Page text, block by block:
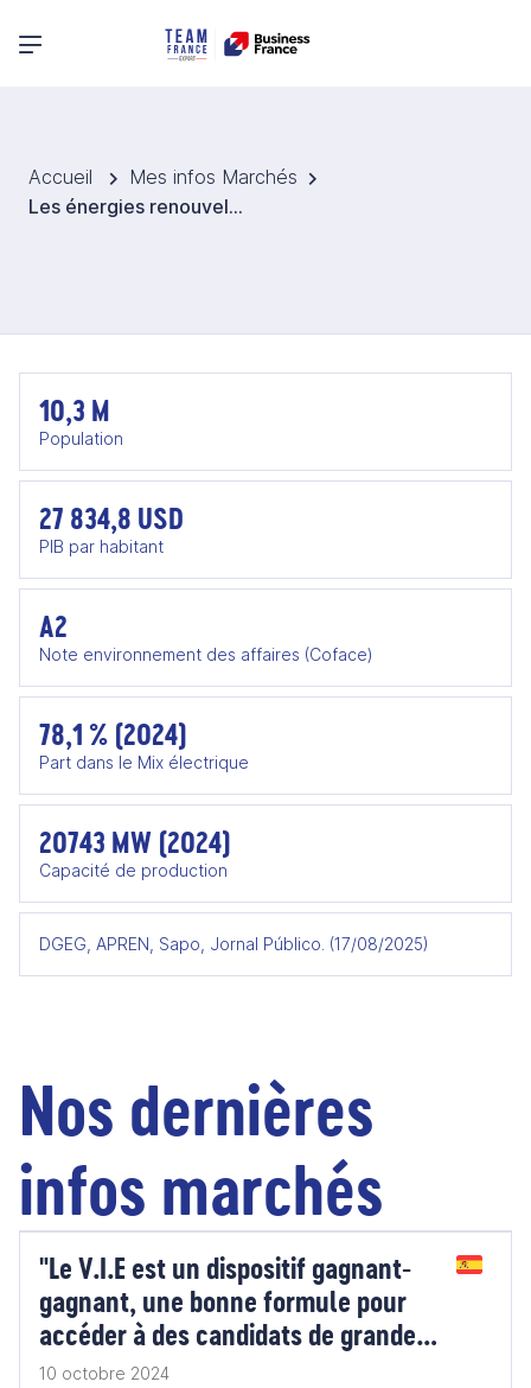
Menu principal
Accueil
Mes infos Marchés
Les énergies renouvelables et l'efficacité énergétique - Portugal
10,3 M
Population
27 834,8 USD
PIB par habitant
A2
Note environnement des affaires (Coface)
78,1 % (2024)
Part dans le Mix électrique
20743 MW (2024)
Capacité de production
DGEG, APREN, Sapo, Jornal Público. (17/08/2025)
Nos dernières
infos marchés
"Le V.I.E est un dispositif gagnant-
gagnant, une bonne formule pour
accéder à des candidats de grande
qualité."
10 octobre 2024